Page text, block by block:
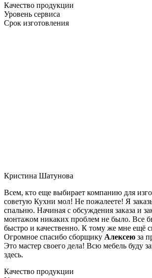
Качество продукции
Уровень сервиса
Срок изготовления
Кристина Шатунова
Всем, кто еще выбирает компанию для
советую Кухни мол! Не пожалеете! Я
спальню. Начиная с обсуждения заказа и
монтажом никаких проблем не было. Все
быстро и качественно. К тому же мне ещё
Огромное спасибо сборщику Алексею за
Это мастер своего дела! Всю мебель буду
здесь.
Качество продукции